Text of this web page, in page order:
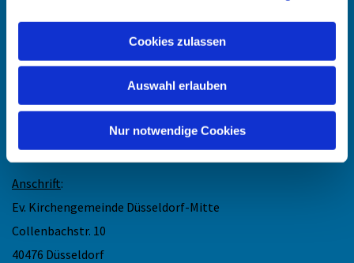
Cookies zulassen
Auswahl erlauben
Nur notwendige Cookies
Maike Keske
Telefon: +49211-948 27 40
(telefonische Sprechzeit: Mo und Do 11.30 - 13 Uhr)
Mail: maike.keske@ekir.de
Anschrift:
Ev. Kirchengemeinde Düsseldorf-Mitte
Collenbachstr. 10
40476 Düsseldorf